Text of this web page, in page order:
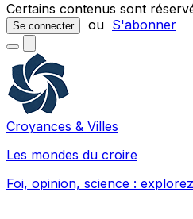
Certains contenus sont
Se connecter ou S'abonner
Croyances & Villes
Les mondes du croire
Foi, opinion, science :